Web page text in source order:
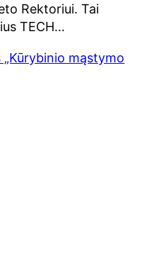
Rektoriui. Tai
TECH…